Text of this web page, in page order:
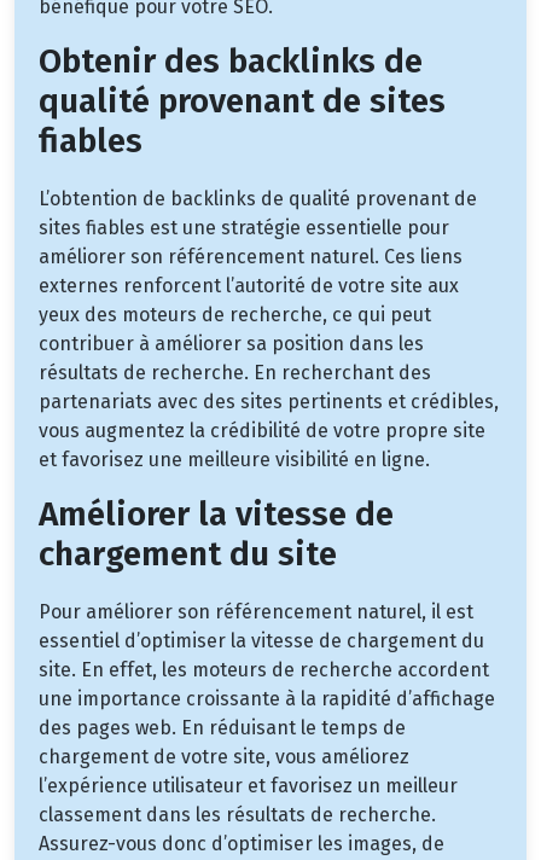
bénéfique pour votre SEO.
Obtenir des backlinks de
qualité provenant de sites
fiables
L’obtention de backlinks de qualité provenant de
sites fiables est une stratégie essentielle pour
améliorer son référencement naturel. Ces liens
externes renforcent l’autorité de votre site aux
yeux des moteurs de recherche, ce qui peut
contribuer à améliorer sa position dans les
résultats de recherche. En recherchant des
partenariats avec des sites pertinents et crédibles,
vous augmentez la crédibilité de votre propre site
et favorisez une meilleure visibilité en ligne.
Améliorer la vitesse de
chargement du site
Pour améliorer son référencement naturel, il est
essentiel d’optimiser la vitesse de chargement du
site. En effet, les moteurs de recherche accordent
une importance croissante à la rapidité d’affichage
des pages web. En réduisant le temps de
chargement de votre site, vous améliorez
l’expérience utilisateur et favorisez un meilleur
classement dans les résultats de recherche.
Assurez-vous donc d’optimiser les images, de